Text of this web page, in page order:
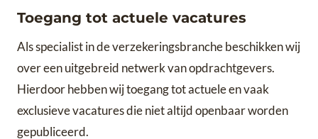
Toegang tot actuele vacatures
Als specialist in de verzekeringsbranche beschikken wij
over een uitgebreid netwerk van opdrachtgevers.
Hierdoor hebben wij toegang tot actuele en vaak
exclusieve vacatures die niet altijd openbaar worden
gepubliceerd.